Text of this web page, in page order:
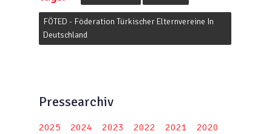
FÖTED - Föderation Türkischer Elternvereine In
Deutschland
Pressearchiv
2025 2024 2023 2022 2021
2020